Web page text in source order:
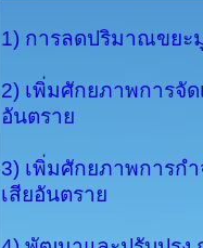
1) การลดปริมาณขยะ
2) เพิ่มศักยภาพการจั
อันตราย
3) เพิ่มศักยภาพการก
เสียอันตราย